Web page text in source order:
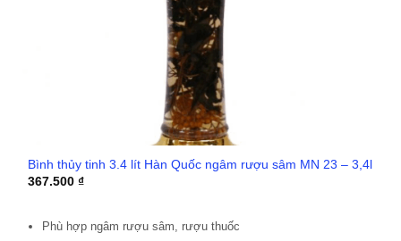
Bình thủy tinh 3.4 lít Hàn Quốc ngâm rượu sâm MN 23 – 3,4l
367.500₫
Phù hợp ngâm rượu sâm, rượu thuốc